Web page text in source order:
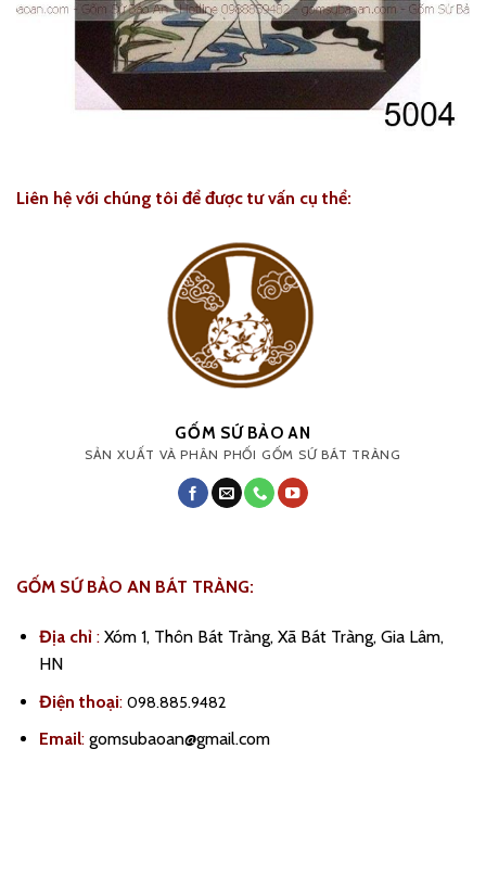
Liên hệ với chúng tôi để được tư vấn cụ thể:
GỐM SỨ BẢO AN
SẢN XUẤT VÀ PHÂN PHỐI GỐM SỨ BÁT TRÀNG
GỐM SỨ BẢO AN BÁT TRÀNG:
Địa chỉ :Xóm 1, Thôn Bát Tràng, Xã Bát Tràng, Gia Lâm,
HN
Điện thoại: 098.885.9482
Email:gomsubaoan@gmail.com